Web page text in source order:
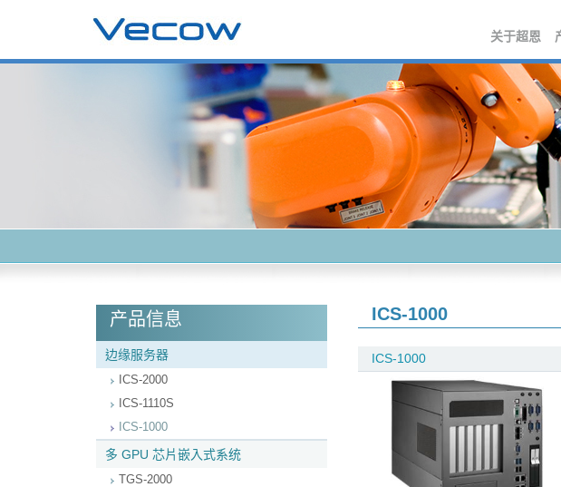
关于超恩
产品信息
边缘服务器
ICS-2000
ICS-1110S
ICS-1000
多 GPU 芯片嵌入式系统
TGS-2000
ICS-1000
ICS-1000